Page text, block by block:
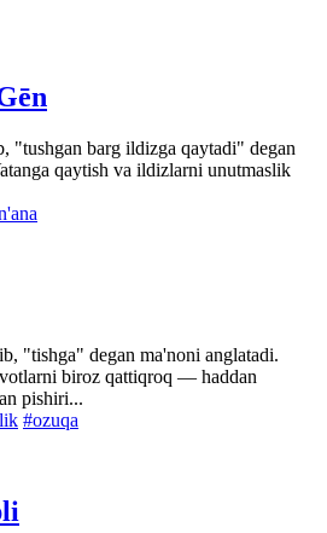
"tushgan barg ildizga qaytadi" degan
qaytish va ildizlarni unutmaslik
"tishga" degan ma'noni anglatadi.
biroz qattiqroq — haddan
pishiri...
#ozuqa